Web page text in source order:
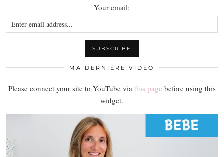
Your email:
MA DERNIÈRE VIDÉO
Please connect your site to YouTube via this page before using this
widget.